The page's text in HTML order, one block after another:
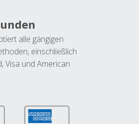
alle gängigen
einschließlich
Visa und American